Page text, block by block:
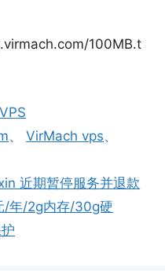
100MB.t
、VirMach vps、
近期暂停服务并退款
/年/2g内存/30g硬